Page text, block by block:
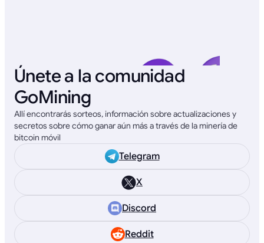
Únete a la comunidad
GoMining
Allí encontrarás sorteos, información sobre actualizaciones y
secretos sobre cómo ganar aún más a través de la minería de
bitcoin móvil
Telegram
X
Discord
Reddit